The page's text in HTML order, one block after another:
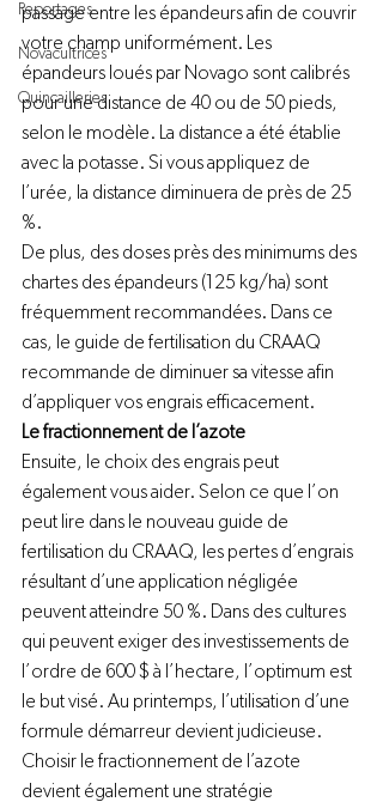
Reportages
Novacultrices
Quincailleries
passage entre les épandeurs afin de couvrir
votre champ uniformément. Les
épandeurs loués par Novago sont calibrés
pour une distance de 40 ou de 50 pieds,
selon le modèle. La distance a été établie
avec la potasse. Si vous appliquez de
l’urée, la distance diminuera de près de 25
%.
De plus, des doses près des minimums des
chartes des épandeurs (125 kg/ha) sont
fréquemment recommandées. Dans ce
cas, le guide de fertilisation du CRAAQ
recommande de diminuer sa vitesse afin
d’appliquer vos engrais efficacement.
Le fractionnement de l’azote
Ensuite, le choix des engrais peut
également vous aider. Selon ce que l’on
peut lire dans le nouveau guide de
fertilisation du CRAAQ, les pertes d’engrais
résultant d’une application négligée
peuvent atteindre 50 %. Dans des cultures
qui peuvent exiger des investissements de
l’ordre de 600 $ à l’hectare, l’optimum est
le but visé. Au printemps, l’utilisation d’une
formule démarreur devient judicieuse.
Choisir le fractionnement de l’azote
devient également une stratégie